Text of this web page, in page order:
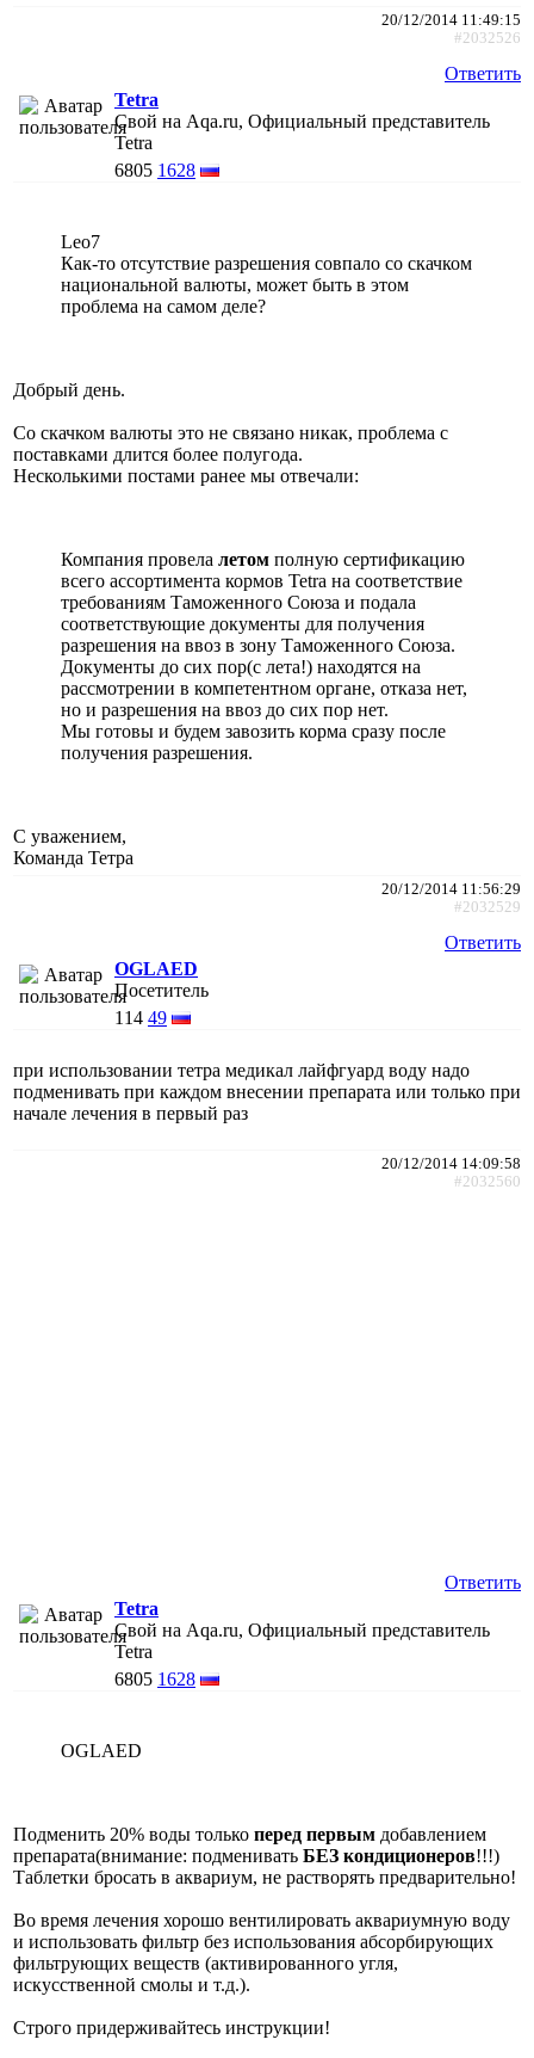
20/12/2014 11:49:15
#2032526
Ответить
Tetra
Свой на Aqa.ru, Официальный представитель
Tetra
6805 1628
Leo7
Как-то отсутствие разрешения совпало со скачком
национальной валюты, может быть в этом
проблема на самом деле?
Добрый день.
Со скачком валюты это не связано никак, проблема с
поставками длится более полугода.
Несколькими постами ранее мы отвечали:
Компания провела летом полную сертификацию
всего ассортимента кормов Tetra на соответствие
требованиям Таможенного Союза и подала
соответствующие документы для получения
разрешения на ввоз в зону Таможенного Союза.
Документы до сих пор(с лета!) находятся на
рассмотрении в компетентном органе, отказа нет,
но и разрешения на ввоз до сих пор нет.
Мы готовы и будем завозить корма сразу после
получения разрешения.
С уважением,
Команда Тетра
20/12/2014 11:56:29
#2032529
Ответить
OGLAED
Посетитель
114 49
при использовании тетра медикал лайфгуард воду надо
подменивать при каждом внесении препарата или только при
начале лечения в первый раз
20/12/2014 14:09:58
#2032560
Ответить
Tetra
Свой на Aqa.ru, Официальный представитель
Tetra
6805 1628
OGLAED
Подменить 20% воды только перед первым добавлением
препарата(внимание: подменивать БЕЗ кондиционеров!!!)
Таблетки бросать в аквариум, не растворять предварительно!
Во время лечения хорошо вентилировать аквариумную воду
и использовать фильтр без использования абсорбирующих
фильтрующих веществ (активированного угля,
искусственной смолы и т.д.).
Строго придерживайтесь инструкции!